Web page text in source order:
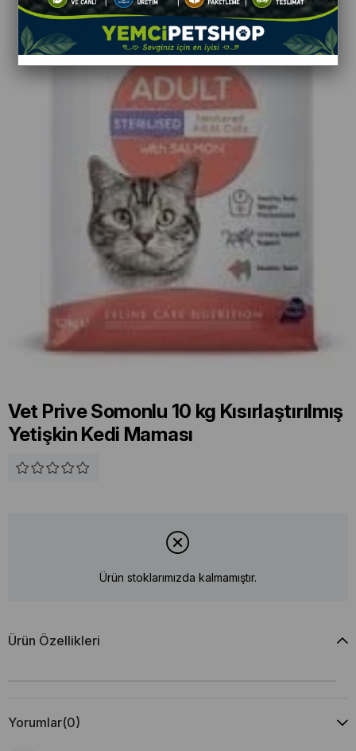
Vet Prive Somonlu 10 kg Kısırlaştırılmış
Yetişkin Kedi Maması
Ürün stoklarımızda kalmamıştır.
Ürün Özellikleri
Yorumlar(0)